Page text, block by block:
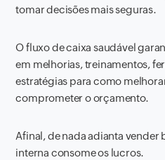
tomar decisões mais seguras.
O fluxo de caixa saudável
em melhorias, treinamentos,
estratégias para como
comprometer o orçamento.
Afinal, de nada adianta vender
interna consome os lucros.